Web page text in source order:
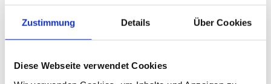
Zustimmung Details Über Cookies
Diese Webseite verwendet Cookies
Lernplattformen und Unterricht via Zoom